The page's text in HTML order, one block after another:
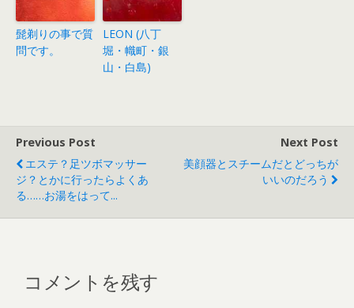
髭剃りの事で質
問です。
LEON (八丁
堀・幟町・銀
山・白島)
Previous Post
エステ？足ツボマッサー
ジ？とかに行ったらよくあ
る……お湯をはって...
Next Post
美顔器とスチームだとどっちが
いいのだろう
コメントを残す